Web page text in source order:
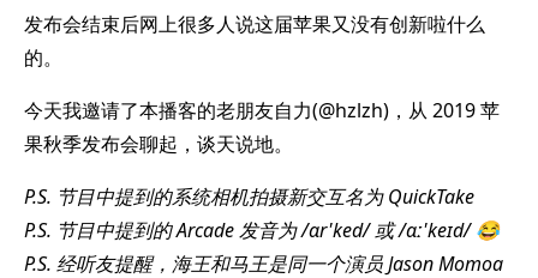
发布会结束后网上很多人说这届苹果又没有创新啦什么
的。
今天我邀请了本播客的老朋友自力(@hzlzh)，从 2019 苹
果秋季发布会聊起，谈天说地。
P.S. 节目中提到的系统相机拍摄新交互名为 QuickTake
P.S. 节目中提到的 Arcade 发音为 /ɑr'ked/ 或 /ɑː'keɪd/ 😂
P.S. 经听友提醒，海王和马王是同一个演员 Jason Momoa